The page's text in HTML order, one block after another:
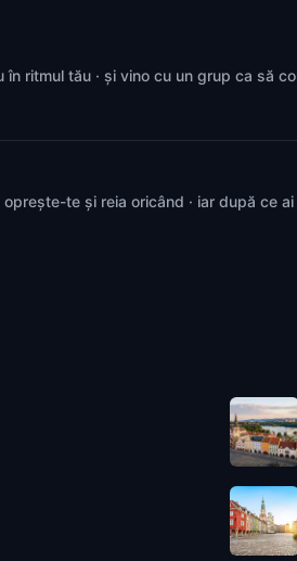
ritmul tău · și vino cu un grup ca să
te și reia oricând · iar după ce